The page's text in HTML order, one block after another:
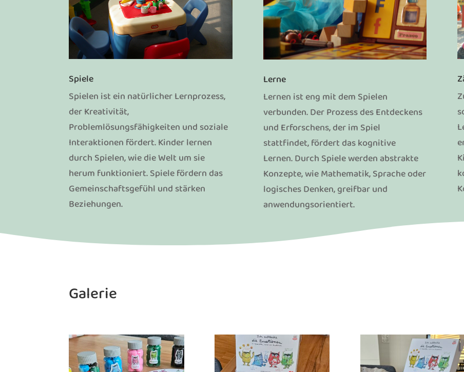
Spiele
Spielen ist ein natürlicher Lernprozess,
der Kreativität,
Problemlösungsfähigkeiten und soziale
Interaktionen fördert. Kinder lernen
durch Spielen, wie die Welt um sie
herum funktioniert. Spiele fördern das
Gemeinschaftsgefühl und stärken
Beziehungen.
Lerne
Lernen ist eng mit dem Spielen
verbunden. Der Prozess des Entdeckens
und Erforschens, der im Spiel
stattfindet, fördert das kognitive
Lernen. Durch Spiele werden abstrakte
Konzepte, wie Mathematik, Sprache oder
logisches Denken, greifbar und
anwendungsorientiert.
Galerie